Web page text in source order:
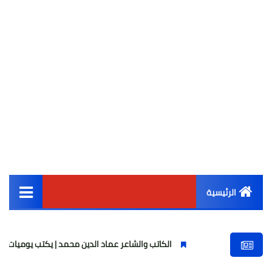
الرئيسية
أخبار مصر
الكاتب والشاعر عماد الدين محمد | يكتب يوميات شاعر وقصيدة :